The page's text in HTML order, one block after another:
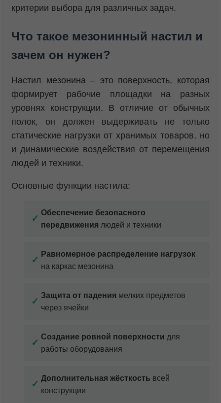
критерии выбора для различных задач.
Что такое мезонинный настил и
зачем он нужен?
Настил мезонина – это поверхность, которая
формирует рабочие площадки на разных
уровнях конструкции. В отличие от обычных
полок, он должен выдерживать не только
статические нагрузки от хранимых товаров, но
и динамические воздействия от перемещения
людей и техники.
Основные функции настила:
Обеспечение безопасного
передвижения людей и техники
Равномерное распределение нагрузок
на каркас мезонина
Защита от падения мелких предметов
через ячейки
Создание ровной поверхности для
работы оборудования
Дополнительная жёсткость всей
конструкции